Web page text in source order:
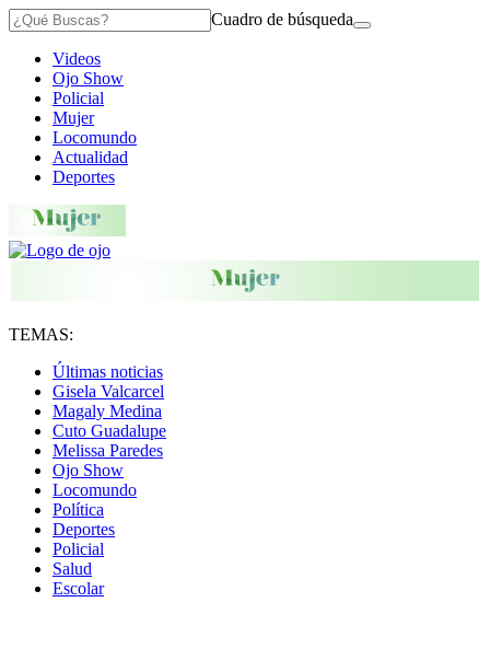
Cuadro de búsqueda
Videos
Ojo Show
Policial
Mujer
Locomundo
Actualidad
Deportes
TEMAS:
Últimas noticias
Gisela Valcarcel
Magaly Medina
Cuto Guadalupe
Melissa Paredes
Ojo Show
Locomundo
Política
Deportes
Policial
Salud
Escolar